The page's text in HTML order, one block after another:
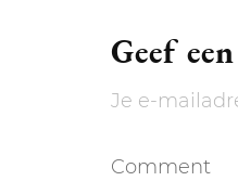
Geef
Je e-
Comment